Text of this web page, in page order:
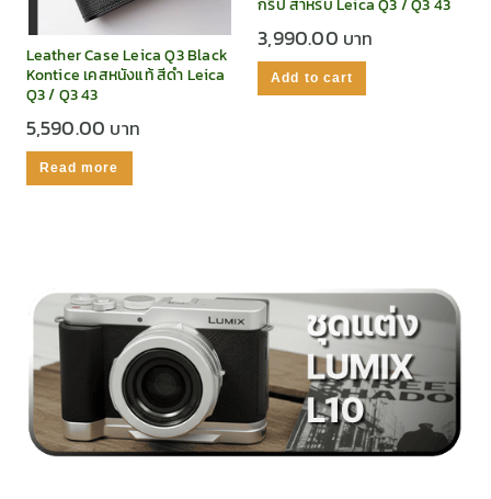
Leather Case Leica Q3 Black
Kontice เคสหนังแท้ สีดำ Leica
Q3 / Q3 43
5,590.00
Read more
กริป สำหรับ Leica Q3 / Q3 43
3,990.00
Add to cart